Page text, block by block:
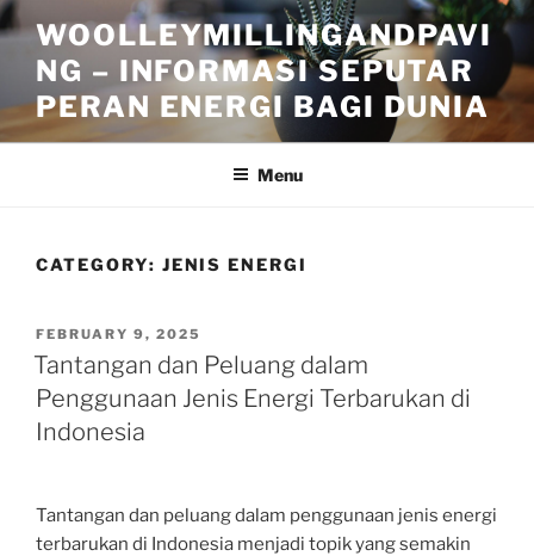
Skip
to
content
WOOLLEYMILLINGANDPAVI
NG – INFORMASI SEPUTAR
PERAN ENERGI BAGI DUNIA
Menu
CATEGORY: JENIS ENERGI
POSTED
ON
FEBRUARY 9, 2025
Tantangan dan Peluang dalam
Penggunaan Jenis Energi Terbarukan di
Indonesia
Tantangan dan peluang dalam penggunaan jenis energi
terbarukan di Indonesia menjadi topik yang semakin